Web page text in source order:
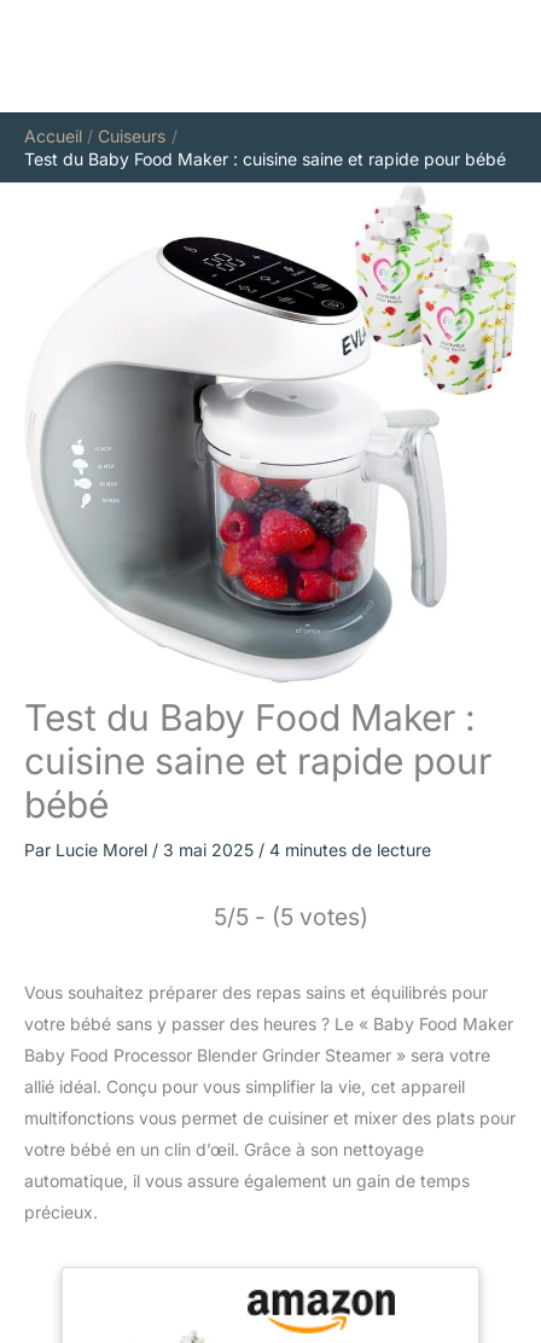
Accueil
Cuiseurs
Test du Baby Food Maker : cuisine saine et rapide pour bébé
Test du Baby Food Maker :
cuisine saine et rapide pour
bébé
Par Lucie Morel / 3 mai 2025 / 4 minutes de lecture
5/5 - (5 votes)
Vous souhaitez préparer des repas sains et équilibrés pour
votre bébé sans y passer des heures ? Le « Baby Food Maker
Baby Food Processor Blender Grinder Steamer » sera votre
allié idéal. Conçu pour vous simplifier la vie, cet appareil
multifonctions vous permet de cuisiner et mixer des plats pour
votre bébé en un clin d’œil. Grâce à son nettoyage
automatique, il vous assure également un gain de temps
précieux.